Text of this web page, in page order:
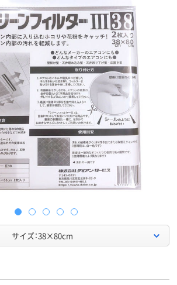
サイズ：38×80cm